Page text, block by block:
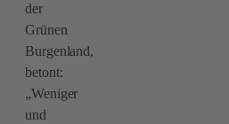
der
Grünen
Burgenland,
betont:
„Weniger
und